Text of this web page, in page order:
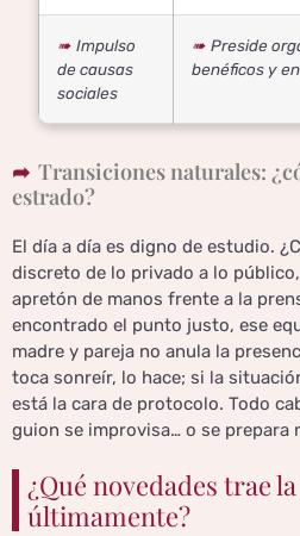
Impulso
de causas
sociales
Preside
benéficos y
Transiciones naturales:
estrado?
El día a día es digno de estudio.
discreto de lo privado a lo
apretón de manos frente a la
encontrado el punto justo, ese
madre y pareja no anula la
toca sonreír, lo hace; si la
está la cara de protocolo. Todo
guion se improvisa… o se prepara
¿Qué novedades trae
últimamente?